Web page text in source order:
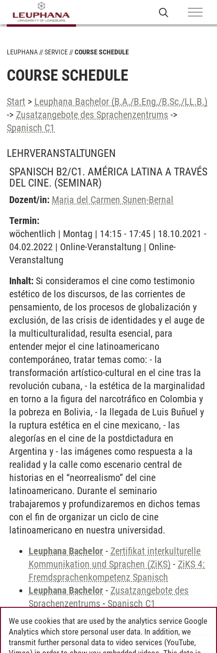
LEUPHANA SERVICE COURSE SCHEDULE
COURSE SCHEDULE
Start > Leuphana Bachelor (B.A./B.Eng./B.Sc./LL.B.)
-> Zusatzangebote des Sprachenzentrums ->
Spanisch C1
LEHRVERANSTALTUNGEN
SPANISCH B2/C1. AMÉRICA LATINA A TRAVÉS
DEL CINE. (SEMINAR)
Dozent/in: Maria del Carmen Sunen-Bernal
Termin:
wöchentlich | Montag | 14:15 - 17:45 | 18.10.2021 -
04.02.2022 | Online-Veranstaltung | Online-
Veranstaltung
Inhalt: Si consideramos el cine como testimonio
estético de los discursos, de las corrientes de
pensamiento, de los procesos de globalización y
exclusión, de las crisis de identidades y el auge de
la multiculturalidad, resulta esencial, para
entender mejor el cine latinoamericano
contemporáneo, tratar temas como: - la
transformación artístico-cultural en el cine tras la
revolución cubana, - la estética de la marginalidad
en torno a la figura del narcotráfico en Colombia y
la pobreza en Bolivia, - la llegada de Luis Buñuel y
la ruptura estética en el cine mexicano, - las
alegorías en el cine de la postdictadura en
Argentina y - las imágenes como respuesta a la
realidad y la calle como escenario central de
historias en el “neorrealismo” del cine
latinoamericano. Durante el seminario
trabajaremos y profundizaremos en dichos temas
con el fin de organizar un ciclo de cine
latinoamericano en nuestra universidad.
Leuphana Bachelor - Zertifikat interkulturelle
Kommunikation und Sprachen (ZiKS) - ZiKS 4:
Fremdsprachenkompetenz Spanisch
Leuphana Bachelor - Zusatzangebote des
Sprachenzentrums - Spanisch C1
Andreea Tribel 30.06.2024
We use cookies that are used by the analytics service Google
Analytics which store personal user data. In addition, we
transmit further personal data to video services (YouTube,